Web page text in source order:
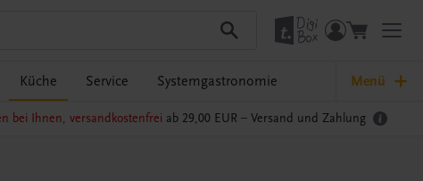
Küche Service Systemgastronomie Menü
bei Ihnen, versandkostenfrei ab 29,00 EUR – Versand und Zahlung